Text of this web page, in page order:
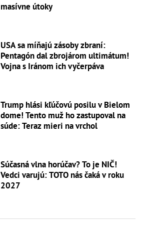
masívne útoky
USA sa míňajú zásoby zbraní:
Pentagón dal zbrojárom ultimátum!
Vojna s Iránom ich vyčerpáva
Trump hlási kľúčovú posilu v Bielom
dome! Tento muž ho zastupoval na
súde: Teraz mieri na vrchol
Súčasná vlna horúčav? To je NIČ!
Vedci varujú: TOTO nás čaká v roku
2027